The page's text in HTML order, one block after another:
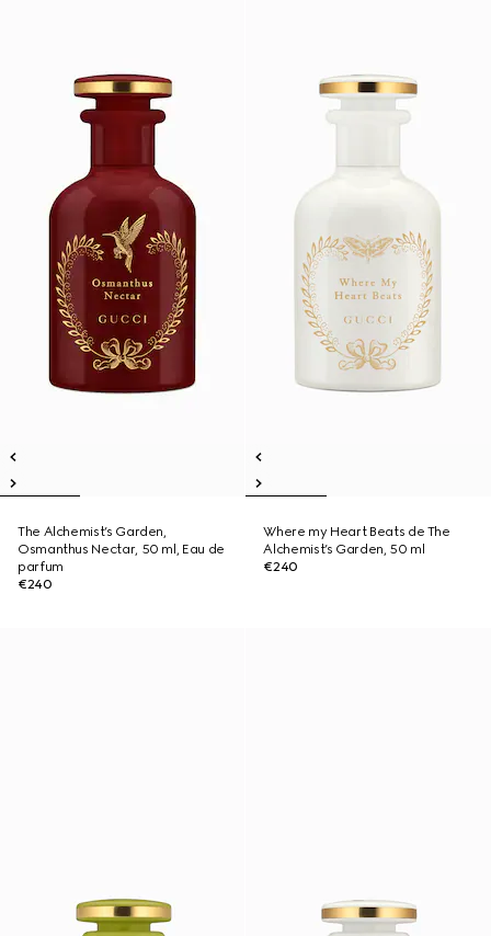
The Alchemist’s Garden,
Osmanthus Nectar, 50 ml, Eau de
parfum
€240
Where my Heart Beats de The
Alchemist’s Garden, 50 ml
€240